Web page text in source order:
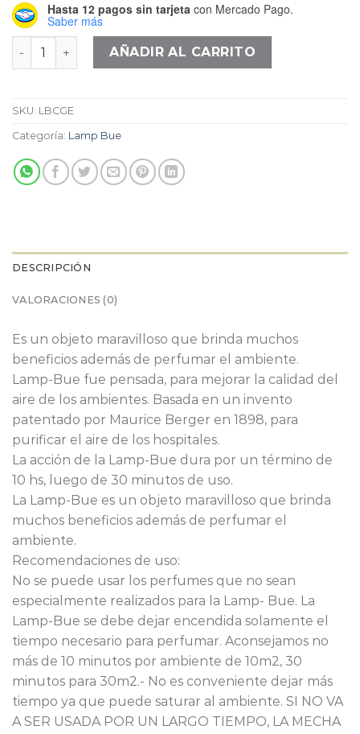
Hasta 12 pagos sin tarjeta con Mercado Pago.
Saber más
Lampbue chica gajos empavonada cantidad
AÑADIR AL CARRITO
SKU: LBCGE
Categoría: Lamp Bue
DESCRIPCIÓN
VALORACIONES (0)
Es un objeto maravilloso que brinda muchos
beneficios además de perfumar el ambiente.
Lamp-Bue fue pensada, para mejorar la calidad del
aire de los ambientes. Basada en un invento
patentado por Maurice Berger en 1898, para
purificar el aire de los hospitales.
La acción de la Lamp-Bue dura por un término de
10 hs, luego de 30 minutos de uso.
La Lamp-Bue es un objeto maravilloso que brinda
muchos beneficios además de perfumar el
ambiente.
Recomendaciones de uso:
No se puede usar los perfumes que no sean
especialmente realizados para la Lamp- Bue. La
Lamp-Bue se debe dejar encendida solamente el
tiempo necesario para perfumar. Aconsejamos no
más de 10 minutos por ambiente de 10m2, 30
minutos para 30m2.- No es conveniente dejar más
tiempo ya que puede saturar al ambiente. SI NO VA
A SER USADA POR UN LARGO TIEMPO, LA MECHA